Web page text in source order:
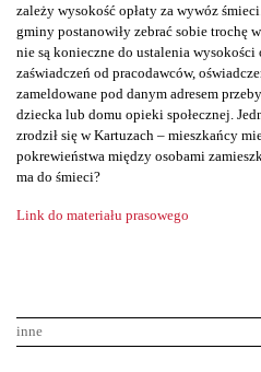
zależy wysokość opłaty za wywóz
gminy postanowiły zebrać sobie trochę
nie są konieczne do ustalenia
zaświadczeń od pracodawców,
zameldowane pod danym adresem
dziecka lub domu opieki społecznej.
zrodził się w Kartuzach – mieszkańcy
pokrewieństwa między osobami
ma do śmieci?
Link do materiału prasowego
inne